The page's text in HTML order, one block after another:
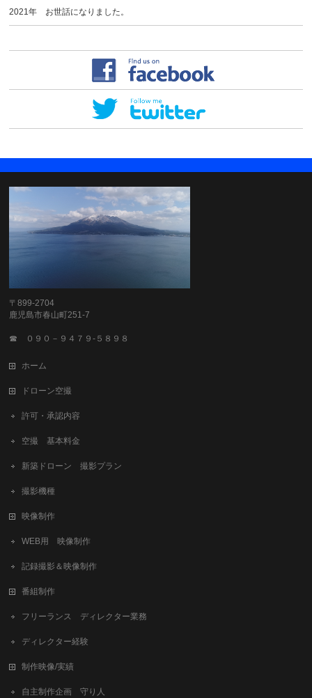
2021年 お世話になりました。
〒899-2704
鹿児島市春山町251-7
☎ ０９０－９４７９-５８９８
ホーム
ドローン空撮
許可・承認内容
空撮 基本料金
新築ドローン 撮影プラン
撮影機種
映像制作
WEB用 映像制作
記録撮影＆映像制作
番組制作
フリーランス ディレクター業務
ディレクター経験
制作映像/実績
自主制作企画 守り人